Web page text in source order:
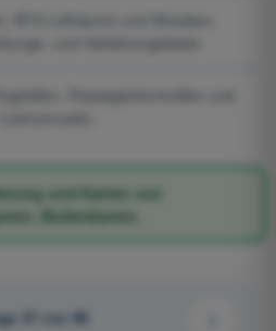
und Karten von
Bodenkarten.
37 von 96